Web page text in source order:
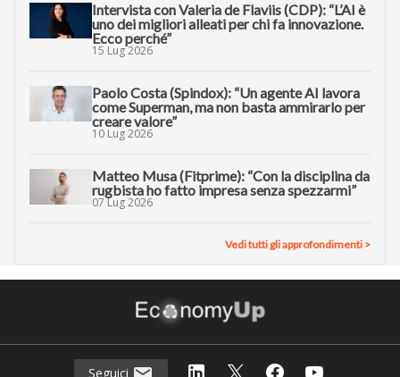
Intervista con Valeria de Flaviis (CDP): “L’AI è
uno dei migliori alleati per chi fa innovazione.
Ecco perché”
15 Lug 2026
Paolo Costa (Spindox): “Un agente AI lavora
come Superman, ma non basta ammirarlo per
creare valore”
10 Lug 2026
Matteo Musa (Fitprime): “Con la disciplina da
rugbista ho fatto impresa senza spezzarmi”
07 Lug 2026
Vedi tutti gli approfondimenti >
Seguici